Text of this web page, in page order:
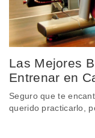
Las Mejores
Entrenar en
Seguro que te
querido practicarlo,